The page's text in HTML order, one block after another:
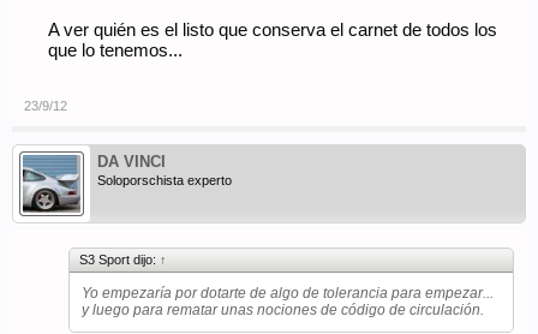
A ver quién es el listo que conserva el carnet de todos los
que lo tenemos...
23/9/12
DA VINCI
Soloporschista experto
S3 Sport dijo: ↑
Yo empezaría por dotarte de algo de tolerancia para empezar...
y luego para rematar unas nociones de código de circulación.